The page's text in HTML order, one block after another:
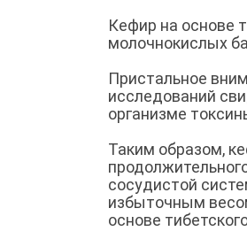
Кефир на основе
молочнокислых
Пристальное
исследований
организме
Таким образом,
сосудистой
избыточным
основе